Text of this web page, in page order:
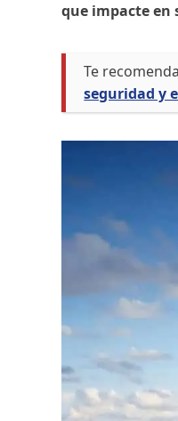
que impacte en
Te
seguridad y